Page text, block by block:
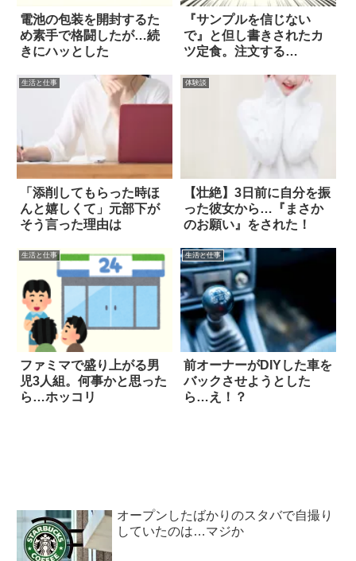
電池の包装を開封するた
め素手で格闘したが…続
きにハッとした
『サンプルを信じない
で』と但し書きされたカ
ツ定食。注文する
生活と仕事
「添削してもらった時ほ
んと嬉しくて」元部下が
そう言った理由は
体験談
【壮絶】3日前に自分を振
った彼女から…『まさか
のお願い』をされた！
生活と仕事
ファミマで盛り上がる男
児3人組。何事かと思った
ら…ホッコリ
生活と仕事
前オーナーがDIYした車を
バックさせようとした
ら…え！？
オープンしたばかりのスタバで自撮り
していたのは…マジか